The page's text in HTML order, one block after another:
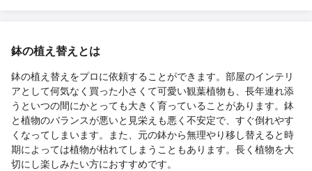
鉢の植え替えとは
鉢の植え替えをプロに依頼することができます。部屋のインテリ
アとして何気なく買った小さくて可愛い観葉植物も、長年連れ添
うといつの間にかとっても大きく育っていることがあります。鉢
と植物のバランスが悪いと見栄えも悪く不安定で、すぐ倒れやす
くなってしまいます。また、元の鉢から無理やり移し替えると時
期によっては植物が枯れてしまうこともあります。長く植物を大
切にし楽しみたい方におすすめです。